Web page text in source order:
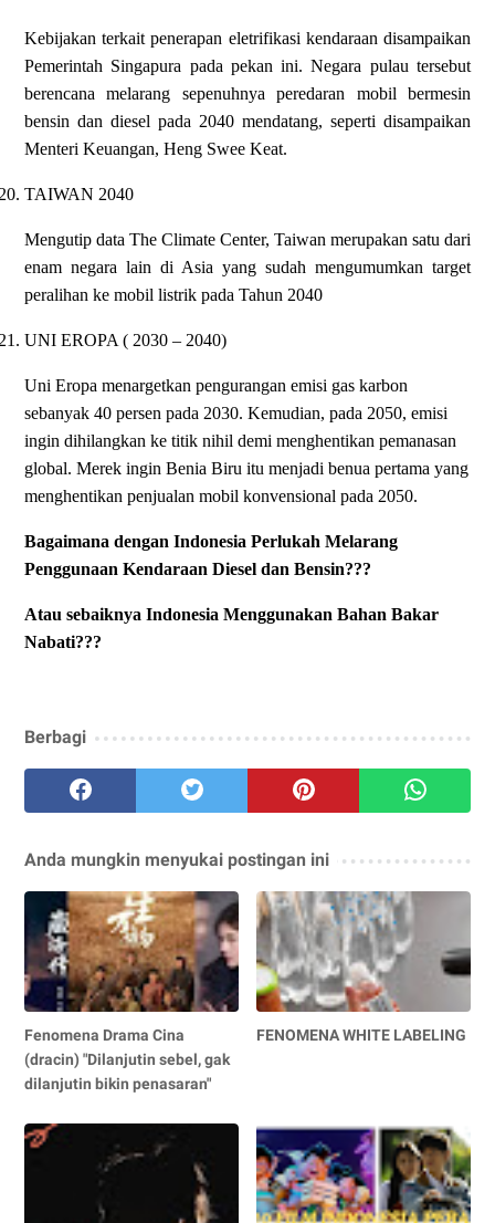
Kebijakan terkait penerapan eletrifikasi kendaraan disampaikan
Pemerintah Singapura pada pekan ini. Negara pulau tersebut
berencana melarang sepenuhnya peredaran mobil bermesin
bensin dan diesel pada 2040 mendatang, seperti disampaikan
Menteri Keuangan, Heng Swee Keat.
TAIWAN 2040
Mengutip data The Climate Center, Taiwan merupakan satu dari
enam negara lain di Asia yang sudah mengumumkan target
peralihan ke mobil listrik pada Tahun 2040
UNI EROPA ( 2030 – 2040)
Uni Eropa menargetkan pengurangan emisi gas karbon
sebanyak 40 persen pada 2030. Kemudian, pada 2050, emisi
ingin dihilangkan ke titik nihil demi menghentikan pemanasan
global. Merek ingin Benia Biru itu menjadi benua pertama yang
menghentikan penjualan mobil konvensional pada 2050.
Bagaimana dengan Indonesia Perlukah Melarang
Penggunaan Kendaraan Diesel dan Bensin???
Atau sebaiknya Indonesia Menggunakan Bahan Bakar
Nabati???
Berbagi
Anda mungkin menyukai postingan ini
Fenomena Drama Cina
(dracin) "Dilanjutin sebel, gak
dilanjutin bikin penasaran"
FENOMENA WHITE LABELING